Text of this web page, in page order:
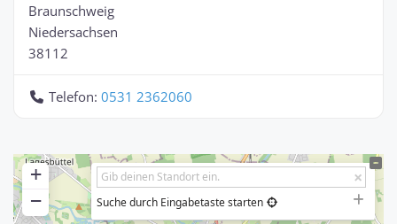
Braunschweig
Niedersachsen
38112
Telefon: 0531 2362060
+
−
Suche durch Eingabetaste starten